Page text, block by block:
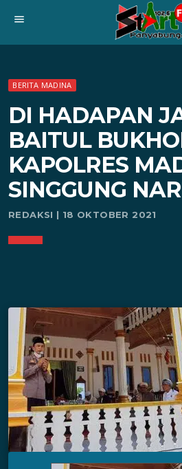
menu
BERITA MADINA
DI HADAPAN
BAITUL
KAPOLRES
SINGGUNG
REDAKSI | 18 OKTOBER 2021